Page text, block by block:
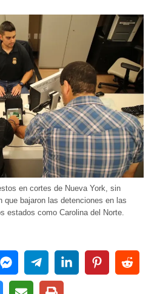
en cortes de Nueva York, sin
que bajaron las detenciones en las
estados como Carolina del Norte.